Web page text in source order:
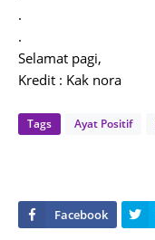
.
.
Selamat pagi,
Kredit : Kak nora
Tags Ayat Positif